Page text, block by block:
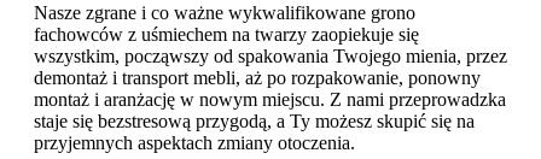
Nasze zgrane i co ważne wykwalifikowane grono
fachowców z uśmiechem na twarzy zaopiekuje się
wszystkim, począwszy od spakowania Twojego mienia, przez
demontaż i transport mebli, aż po rozpakowanie, ponowny
montaż i aranżację w nowym miejscu. Z nami przeprowadzka
staje się bezstresową przygodą, a Ty możesz skupić się na
przyjemnych aspektach zmiany otoczenia.